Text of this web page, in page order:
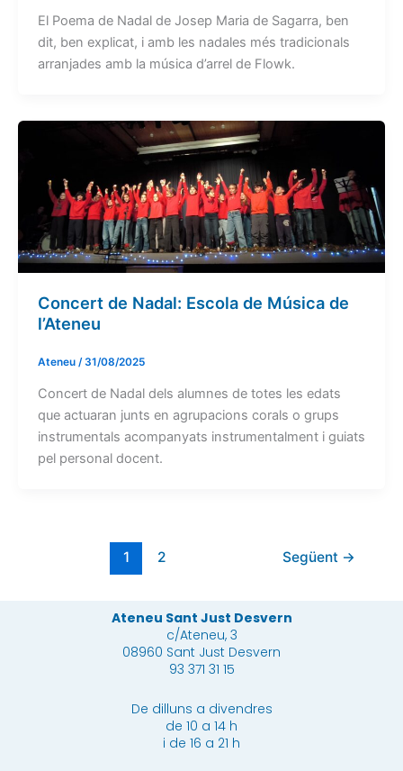
El Poema de Nadal de Josep Maria de Sagarra, ben
dit, ben explicat, i amb les nadales més tradicionals
arranjades amb la música d’arrel de Flowk.
Concert de Nadal: Escola de Música de
l’Ateneu
Ateneu /31/08/2025
Concert de Nadal dels alumnes de totes les edats
que actuaran junts en agrupacions corals o grups
instrumentals acompanyats instrumentalment i guiats
pel personal docent.
1 2 Següent →
Ateneu Sant Just Desvern
c/Ateneu, 3
08960 Sant Just Desvern
93 371 31 15
De dilluns a divendres
de 10 a 14 h
i de 16 a 21 h